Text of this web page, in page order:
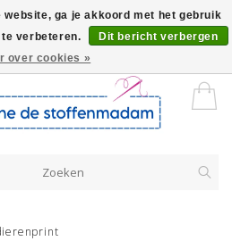
stoffen worden verkocht per 10 cm.
website, ga je akkoord met het gebruik
verbeteren.
Dit bericht verbergen
over cookies »